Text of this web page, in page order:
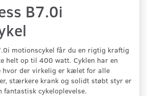
B7.0i
motionscykel får du en rigtig kraftig
helt op til 400 watt. Cyklen har en
hvor der virkelig er kælet for alle
stærkere krank og solidt støbt styr er
fantastisk cykeloplevelse.